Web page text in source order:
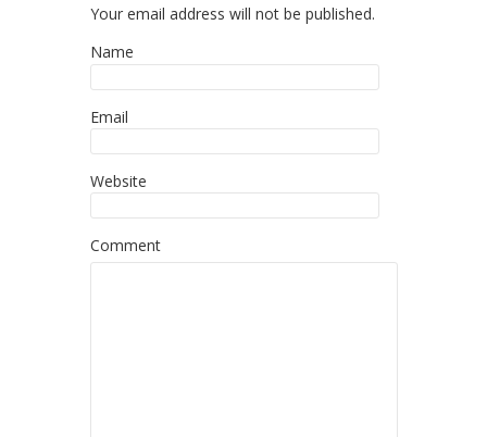
Your email address will not be published.
Name
Email
Website
Comment